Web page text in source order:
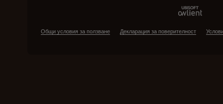
Общи условия за ползване Декларация за поверителност